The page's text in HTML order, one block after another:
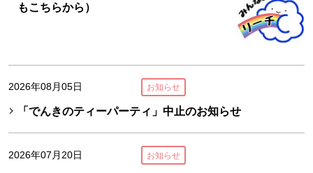
もこちらから）
2026年08月05日 お知らせ
「でんきのティーパーティ」中止のお知らせ
2026年07月20日 お知らせ